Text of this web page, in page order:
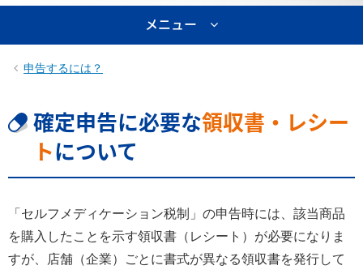
メニュー
申告するには？
確定申告に必要な領収書・レシー
トについて
「セルフメディケーション税制」の申告時には、該当商品
を購入したことを示す領収書（レシート）が必要になりま
すが、店舗（企業）ごとに書式が異なる領収書を発行して